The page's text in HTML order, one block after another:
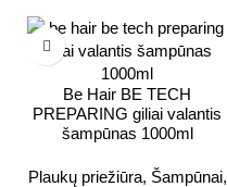
Be Hair BE TECH
PREPARING giliai valantis
šampūnas 1000ml
Plaukų priežiūra, Šampūnai,